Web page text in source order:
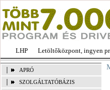
LHP Letöltőközpont, ingyen
APRÓ
SZOLGÁLTATÓBÁZIS